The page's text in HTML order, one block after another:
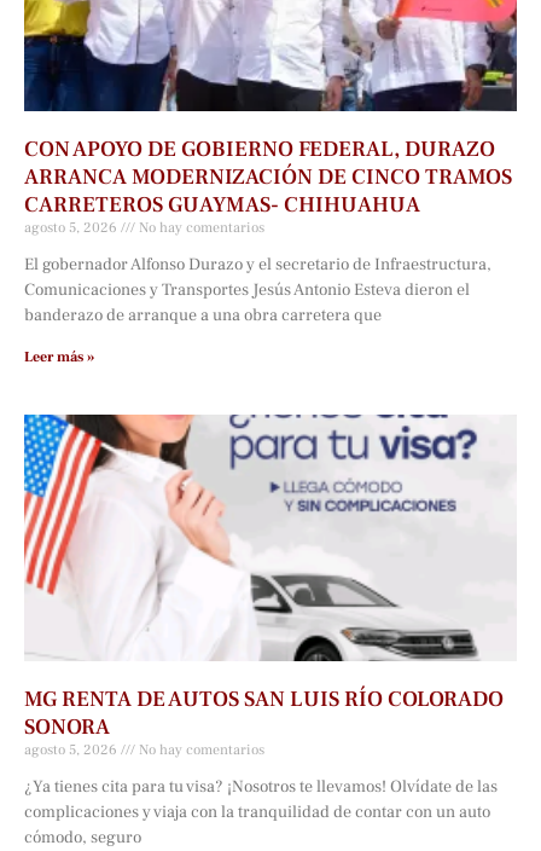
CON APOYO DE GOBIERNO FEDERAL, DURAZO
ARRANCA MODERNIZACIÓN DE CINCO TRAMOS
CARRETEROS GUAYMAS- CHIHUAHUA
agosto 5, 2026 No hay comentarios
El gobernador Alfonso Durazo y el secretario de Infraestructura,
Comunicaciones y Transportes Jesús Antonio Esteva dieron el
banderazo de arranque a una obra carretera que
Leer más »
MG RENTA DE AUTOS SAN LUIS RÍO COLORADO
SONORA
agosto 5, 2026 No hay comentarios
¿Ya tienes cita para tu visa? ¡Nosotros te llevamos! Olvídate de las
complicaciones y viaja con la tranquilidad de contar con un auto
cómodo, seguro